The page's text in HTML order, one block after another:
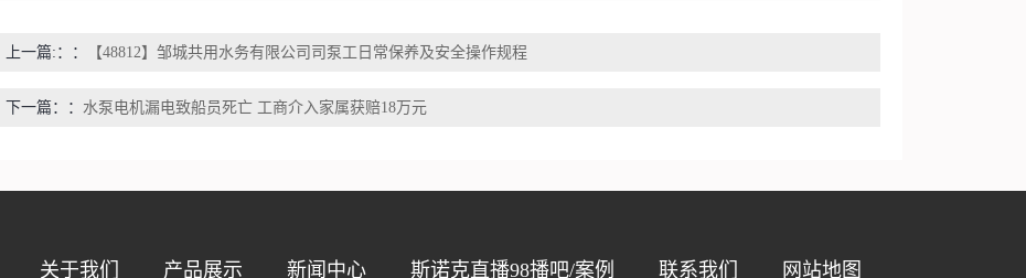
上一篇:： 【48812】邹城共用水务有限公司司泵工日常保养及安全操作规程
下一篇： 水泵电机漏电致船员死亡 工商介入家属获赔18万元
关于我们 产品展示 新闻中心 斯诺克直播98播吧/案例 联系我们 网站地图